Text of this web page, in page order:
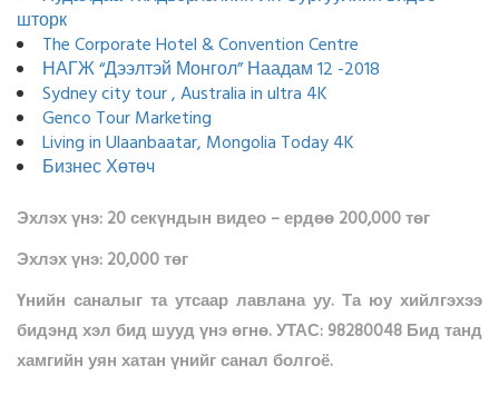
шторк
The Corporate Hotel & Convention Centre
НАГЖ “Дээлтэй Монгол” Наадам 12 -2018
Sydney city tour , Australia in ultra 4K
Genco Tour Marketing
Living in Ulaanbaatar, Mongolia Today 4K
Бизнес Хөтөч
Эхлэх үнэ: 20 секүндын видео – ердөө 200,000 төг
Эхлэх үнэ: 20,000 төг
Үнийн саналыг та утсаар лавлана уу. Та юу хийлгэхээ
бидэнд хэл бид шууд үнэ өгнө. УТАС: 98280048 Бид танд
хамгийн уян хатан үнийг санал болгоё.